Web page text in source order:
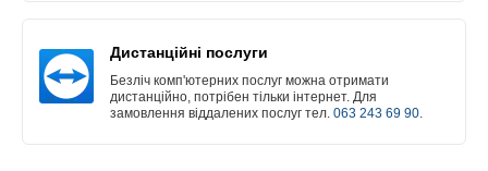
Дистанційні послуги
Безліч комп'ютерних послуг можна отримати
дистанційно, потрібен тільки інтернет. Для
замовлення віддалених послуг тел. 063 243 69 90.